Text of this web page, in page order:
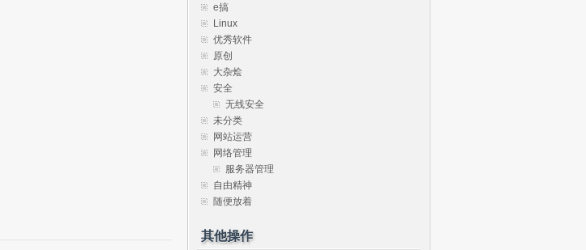
e搞
Linux
优秀软件
原创
大杂烩
安全
无线安全
未分类
网站运营
网络管理
服务器管理
自由精神
随便放着
其他操作